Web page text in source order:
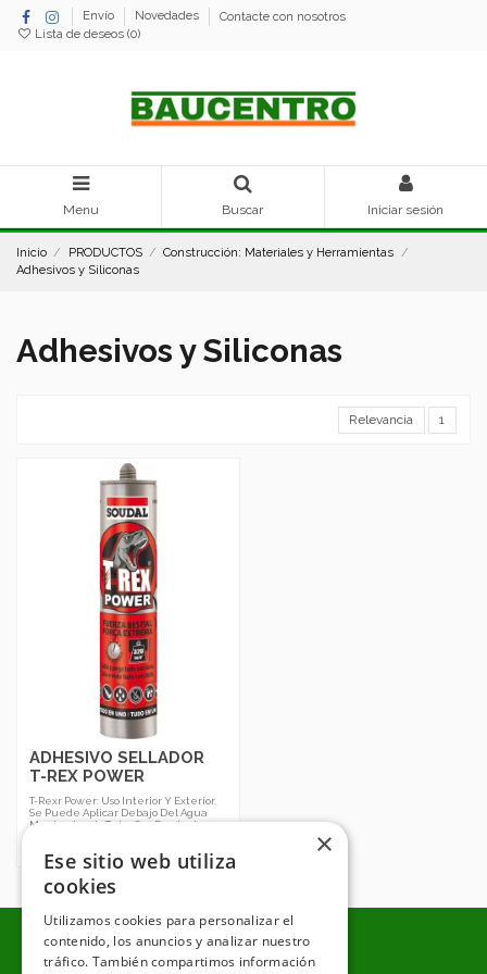
Envío Novedades
Contacte con nosotros
Lista de deseos (0)
Menu Buscar Iniciar sesión
Inicio PRODUCTOS
Construcción: Materiales y Herramientas
Adhesivos y Siliconas
Adhesivos y Siliconas
Relevancia 1
ADHESIVO SELLADOR
T-REX POWER
T-Rexr Power: Uso Interior Y Exterior.
Se Puede Aplicar Debajo Del Agua
Manteniendo Todas Sus Prestaciones
×
Ese sitio web utiliza
cookies
Utilizamos cookies para personalizar el
contenido, los anuncios y analizar nuestro
tráfico. También compartimos información